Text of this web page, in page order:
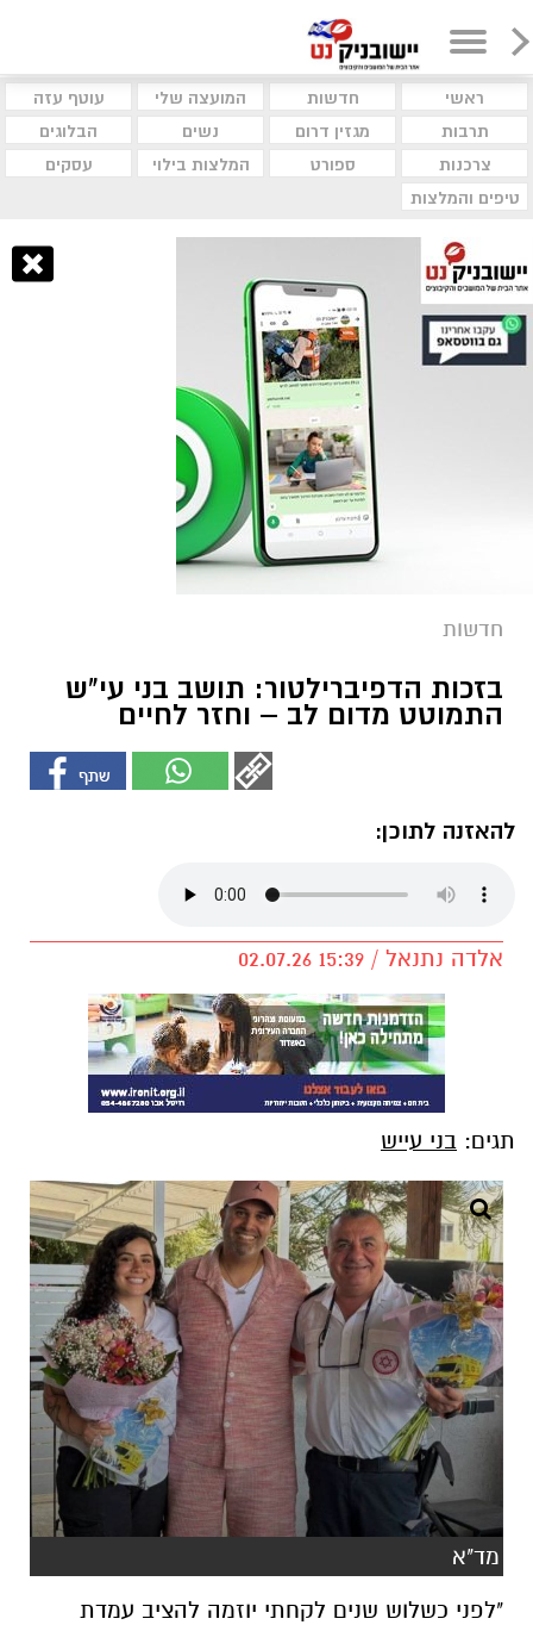
ראשי חדשות המועצה שלי
עוטף עזה
תרבות
מגזין דרום נשים
הבלוגים
צרכנות
ספורט המלצות בילוי
עסקים
טיפים והמלצות
חדשות
בזכות הדפיברילטור: תושב בני עי"ש
התמוטט מדום לב – וחזר לחיים
להאזנה לתוכן:
אלדה נתנאל / 15:39 02.07.26
תגים: בני עייש
מד"א
"לפני כשלוש שנים לקחתי יוזמה להציב עמדת